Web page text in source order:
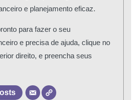
e planejamento eficaz.
para fazer o seu
e precisa de ajuda, clique no
direito, e preencha seus